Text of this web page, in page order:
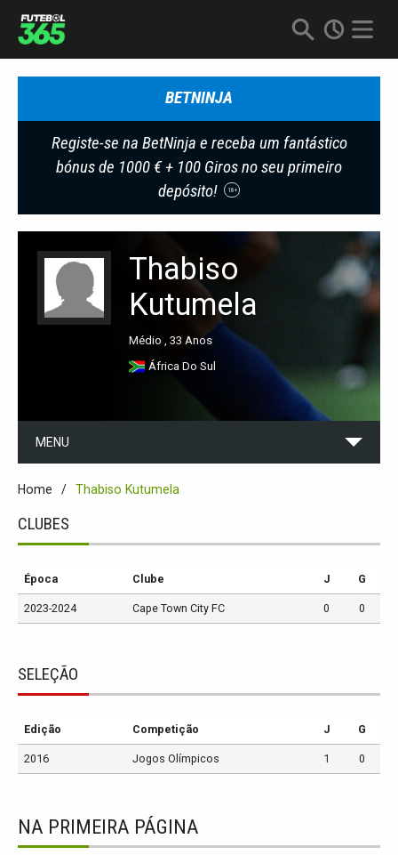
BETNINJA
Registe-se na BetNinja e receba um fantástico
bónus de 1000 € + 100 Giros no seu primeiro
depósito!
18+
Thabiso
Kutumela
Médio , 33 Anos
África Do Sul
MENU
Home Thabiso Kutumela
CLUBES
Época Clube J G
2023-2024 Cape Town City FC 0 0
SELEÇÃO
Edição Competição J G
2016 Jogos Olímpicos 1 0
NA PRIMEIRA PÁGINA